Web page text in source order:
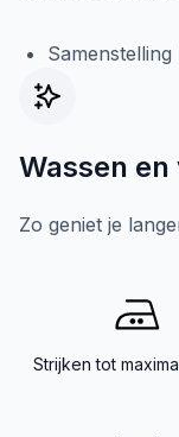
Samenstelling
Wassen
Zo geniet je
Strijken tot